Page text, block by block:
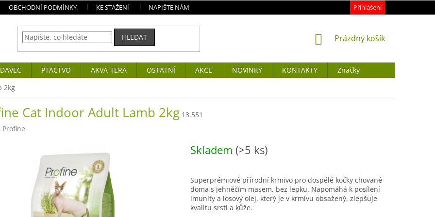
OBCHODNÍ PODMÍNKY KE STAŽENÍ NAPIŠTE NÁM Přihlášení
HLEDAT
NÁKUPNÍ
Prázdný košík
PTACTVO AKVA-TERA OSTATNÍ AKCE NOVINKY KONTAKTY
Značky
2kg
Cat Indoor Adult Lamb 2kg 13.551
Profine
Skladem (>5 ks)
Superprémiové přírodní krmivo pro dospělé kočky chované
doma s jehněčím masem, bez lepku. Napomáhá k posílení
imunity a losový olej, který je v krmivu obsažený, zlepšuje
kvalitu srsti a kůže.